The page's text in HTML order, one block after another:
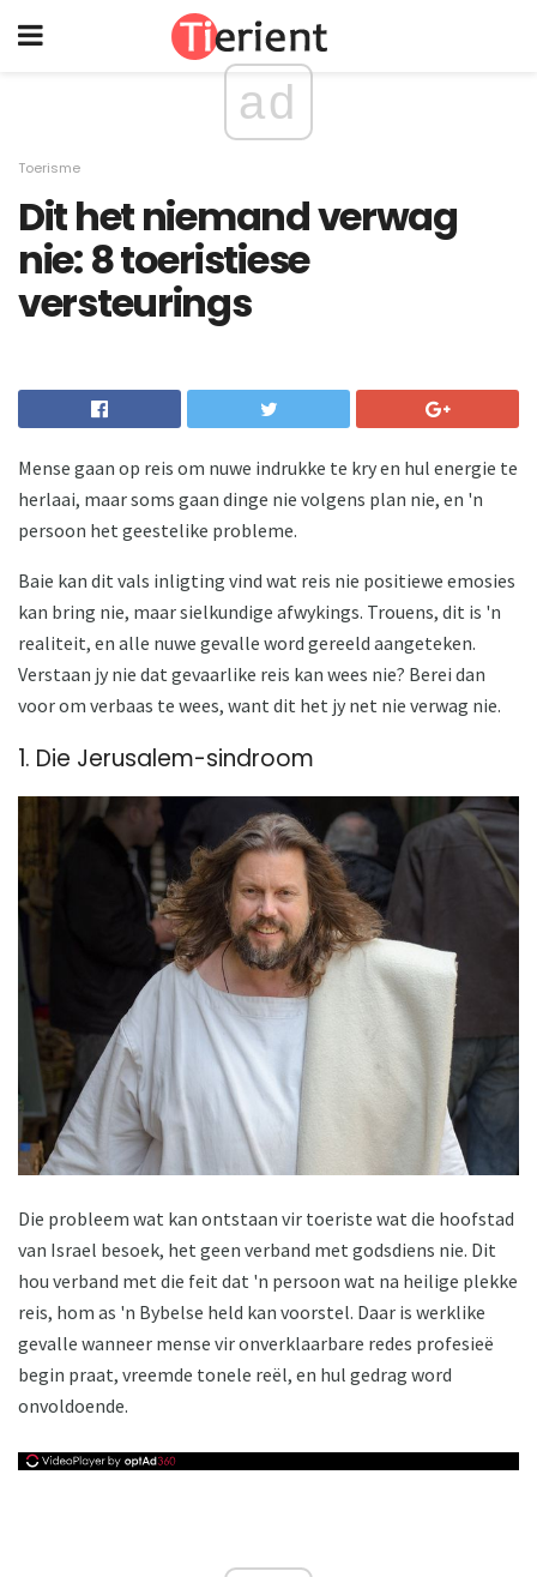
ad
Toerisme
Dit het niemand verwag
nie: 8 toeristiese
versteurings
Mense gaan op reis om nuwe indrukke te kry en hul energie te
herlaai, maar soms gaan dinge nie volgens plan nie, en 'n
persoon het geestelike probleme.
Baie kan dit vals inligting vind wat reis nie positiewe emosies
kan bring nie, maar sielkundige afwykings. Trouens, dit is 'n
realiteit, en alle nuwe gevalle word gereeld aangeteken.
Verstaan ​​jy nie dat gevaarlike reis kan wees nie? Berei dan
voor om verbaas te wees, want dit het jy net nie verwag nie.
1. Die Jerusalem-sindroom
Die probleem wat kan ontstaan ​​vir toeriste wat die hoofstad
van Israel besoek, het geen verband met godsdiens nie. Dit
hou verband met die feit dat 'n persoon wat na heilige plekke
reis, hom as 'n Bybelse held kan voorstel. Daar is werklike
gevalle wanneer mense vir onverklaarbare redes profesieë
begin praat, vreemde tonele reël, en hul gedrag word
onvoldoende.